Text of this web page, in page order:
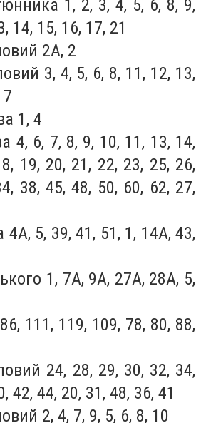
1, 2, 3, 4, 5, 6, 8, 9,
14, 15, 16, 17, 21
2А, 2
3, 4, 5, 6, 8, 11, 12, 13,
1, 4
4, 6, 7, 8, 9, 10, 11, 13, 14,
19, 20, 21, 22, 23, 25, 26,
38, 45, 48, 50, 60, 62, 27,
4А, 5, 39, 41, 51, 1, 14А, 43,
1, 7А, 9А, 27А, 28А, 5,
111, 119, 109, 78, 80, 88,
24, 28, 29, 30, 32, 34,
42, 44, 20, 31, 48, 36, 41
2, 4, 7, 9, 5, 6, 8, 10